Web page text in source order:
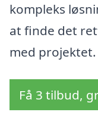
kompleks
at finde det
med projektet.
Få 3 tilbud,